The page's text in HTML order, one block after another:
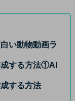
い動物動画ラ
する方法①AI
する方法